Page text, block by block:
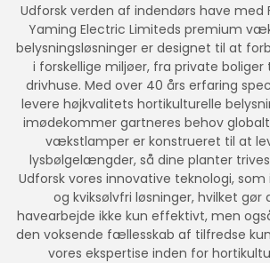
Udforsk verden af indendørs have med
Yaming Electric Limiteds premium
belysningsløsninger er designet til at
i forskellige miljøer, fra private
drivhuse. Med over 40 års erfaring
levere højkvalitets hortikulturelle
imødekommer gartneres behov
vækstlamper er konstrueret til at
lysbølgelængder, så dine planter
Udforsk vores innovative teknologi, som
og kviksølvfri løsninger, hvilket gør
havearbejde ikke kun effektivt, men
den voksende fællesskab af tilfredse
vores ekspertise inden for